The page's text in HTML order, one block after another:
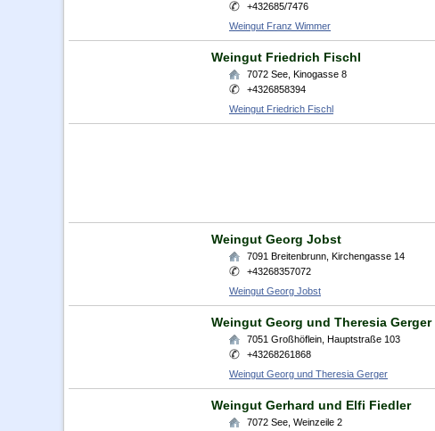
+432685/7476
Weingut Franz Wimmer
Weingut Friedrich Fischl
7072 See Kinogasse 8
+4326858394
Weingut Friedrich Fischl
Weingut Georg Jobst
7091 Breitenbrunn Kirchengasse 14
+43268357072
Weingut Georg Jobst
Weingut Georg und Theresia Gerger
7051 Großhöflein Hauptstraße 103
+43268261868
Weingut Georg und Theresia Gerger
Weingut Gerhard und Elfi Fiedler
7072 See Weinzeile 2